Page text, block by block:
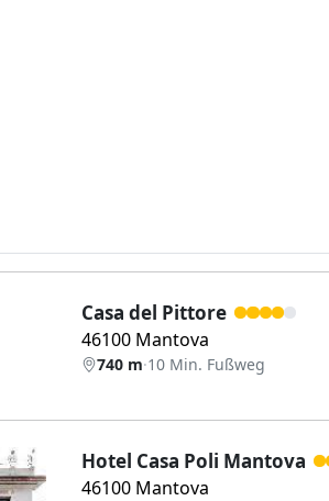
Casa del Pittore
46100 Mantova
740 m·10 Min. Fußweg
Hotel Casa Poli Mantova
46100 Mantova